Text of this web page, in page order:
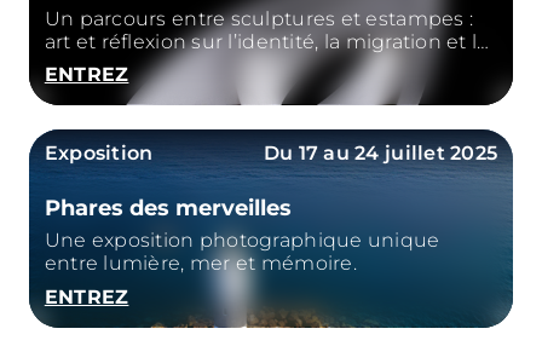
Un parcours entre sculptures et estampes :
art et réflexion sur l’identité, la migration et le
rêve
ENTREZ
Exposition Du 17 au 24 juillet 2025
Phares des merveilles
Une exposition photographique unique
entre lumière, mer et mémoire.
ENTREZ